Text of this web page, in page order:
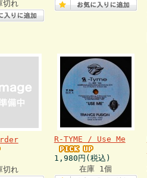
切れ
切れ
R-TYME / Use Me
1,980円(税込)
在庫 1個